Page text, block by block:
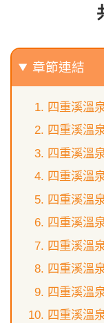
章節連結
四重溪溫
四重溪溫
四重溪溫
四重溪溫
四重溪溫
四重溪溫
四重溪溫
四重溪溫
四重溪溫
四重溪溫